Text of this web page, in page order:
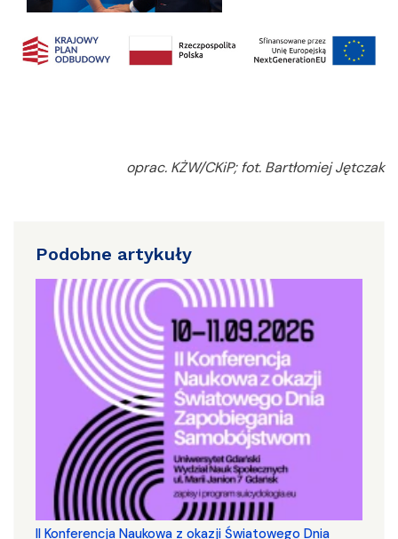
oprac. KŻW/CKiP; fot. Bartłomiej Jętczak
Podobne artykuły
II Konferencja Naukowa z okazji Światowego Dnia